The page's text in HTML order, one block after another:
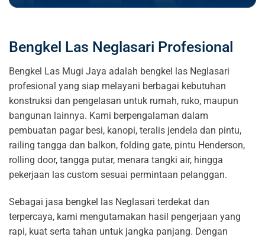
Bengkel Las Neglasari Profesional
Bengkel Las Mugi Jaya adalah bengkel las Neglasari
profesional yang siap melayani berbagai kebutuhan
konstruksi dan pengelasan untuk rumah, ruko, maupun
bangunan lainnya. Kami berpengalaman dalam
pembuatan pagar besi, kanopi, teralis jendela dan pintu,
railing tangga dan balkon, folding gate, pintu Henderson,
rolling door, tangga putar, menara tangki air, hingga
pekerjaan las custom sesuai permintaan pelanggan.
Sebagai jasa bengkel las Neglasari terdekat dan
terpercaya, kami mengutamakan hasil pengerjaan yang
rapi, kuat serta tahan untuk jangka panjang. Dengan